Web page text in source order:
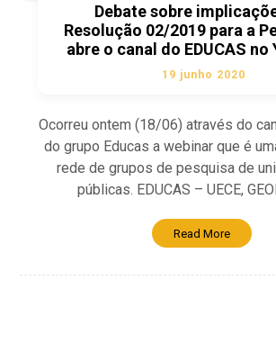
Debate sobre
Resolução 02/2019 para a
abre o canal do EDUCAS no
19 junho 2020
Ocorreu ontem (18/06) através do
do grupo Educas a webinar que é
rede de grupos de pesquisa de
públicas. EDUCAS – UECE,
Read More